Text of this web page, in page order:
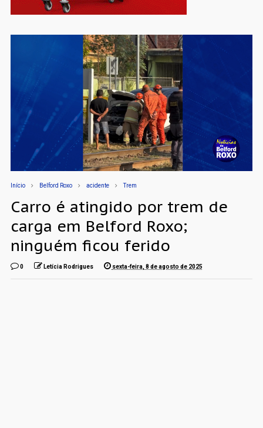
Início Belford Roxo acidente Trem
Carro é atingido por trem de
carga em Belford Roxo;
ninguém ficou ferido
0 Letícia Rodrigues sexta-feira, 8 de agosto de 2025